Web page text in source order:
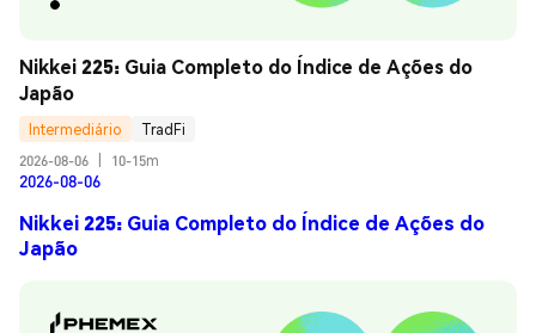
Nikkei 225: Guia Completo do Índice de Ações do
Japão
Intermediário
TradFi
2026-08-06
10-15m
2026-08-06
Nikkei 225: Guia Completo do Índice de Ações do
Japão